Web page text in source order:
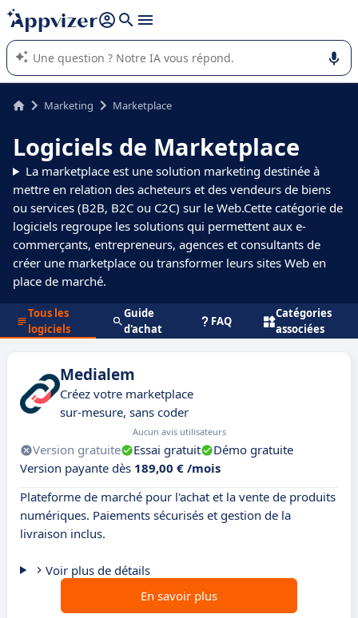
répondre (plusieurs lignes avec
L'IA de Appvizer vous guide dans l'utilisation ou la sélection de
logiciel SaaS en entreprise.
Marketing Marketplace
Logiciels de Marketplace
La marketplace est une solution marketing destinée à
mettre en relation des acheteurs et des vendeurs de biens
ou services (B2B, B2C ou C2C) sur le Web.Cette catégorie de
logiciels regroupe les solutions qui permettent aux e-
commerçants, entrepreneurs, agences et consultants de
créer une marketplace ou transformer leurs sites Web en
place de marché.
Tous les
logiciels
Guide
d'achat
FAQ
Catégories
associées
Medialem
Créez votre marketplace
sur-mesure, sans coder
Aucun avis utilisateurs
Version gratuite Essai gratuit
Démo gratuite
Version payante dès 189,00 € /mois
Plateforme de marché pour l'achat et la vente de produits
numériques. Paiements sécurisés et gestion de la
livraison inclus.
Voir plus de détails
En savoir plus